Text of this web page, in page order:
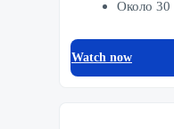
Около
Watch now